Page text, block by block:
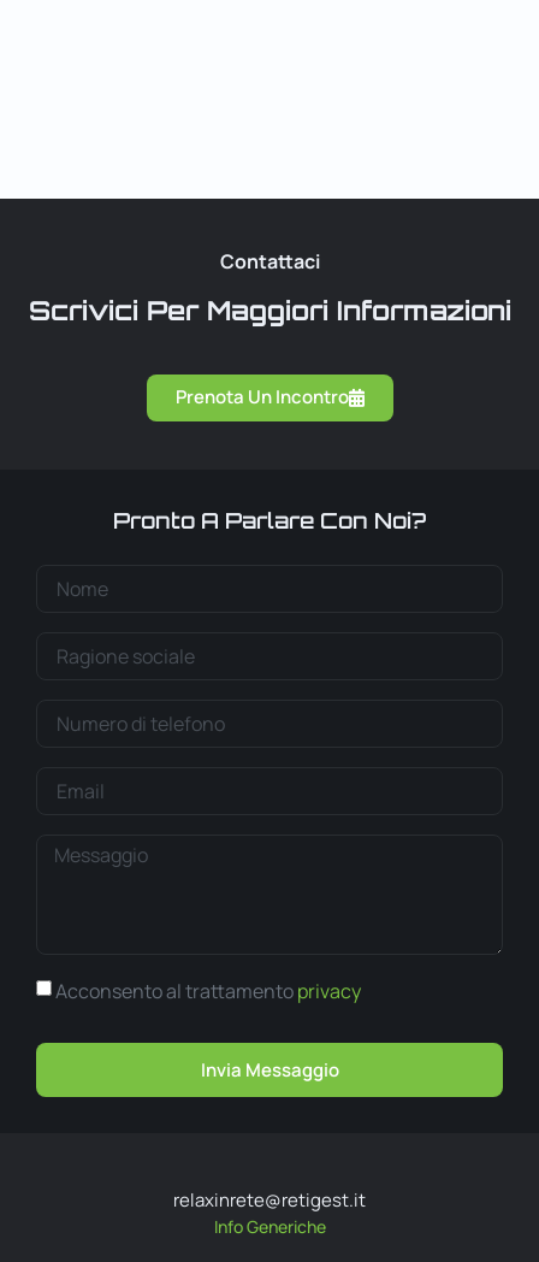
Contattaci
Scrivici Per Maggiori Informazioni
Prenota Un Incontro
relaxinrete@retigest.it
Info Generiche
Pronto A Parlare Con Noi?
Acconsento al trattamentoprivacy
Invia Messaggio